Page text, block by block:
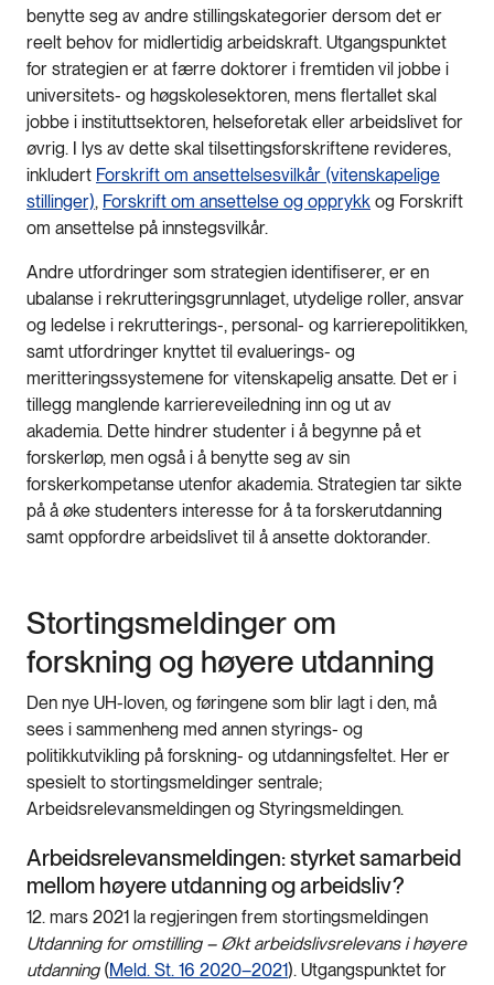
benytte seg av andre stillingskategorier dersom det er
reelt behov for midlertidig arbeidskraft. Utgangspunktet
for strategien er at færre doktorer i fremtiden vil jobbe i
universitets- og høgskolesektoren, mens flertallet skal
jobbe i instituttsektoren, helseforetak eller arbeidslivet for
øvrig. I lys av dette skal tilsettingsforskriftene revideres,
inkludert Forskrift om ansettelsesvilkår (vitenskapelige
stillinger), Forskrift om ansettelse og opprykk og Forskrift
om ansettelse på innstegsvilkår.
Andre utfordringer som strategien identifiserer, er en
ubalanse i rekrutteringsgrunnlaget, utydelige roller, ansvar
og ledelse i rekrutterings-, personal- og karrierepolitikken,
samt utfordringer knyttet til evaluerings- og
meritteringssystemene for vitenskapelig ansatte. Det er i
tillegg manglende karriereveiledning inn og ut av
akademia. Dette hindrer studenter i å begynne på et
forskerløp, men også i å benytte seg av sin
forskerkompetanse utenfor akademia. Strategien tar sikte
på å øke studenters interesse for å ta forskerutdanning
samt oppfordre arbeidslivet til å ansette doktorander.
Stortingsmeldinger om
forskning og høyere utdanning
Den nye UH-loven, og føringene som blir lagt i den, må
sees i sammenheng med annen styrings- og
politikkutvikling på forskning- og utdanningsfeltet. Her er
spesielt to stortingsmeldinger sentrale;
Arbeidsrelevansmeldingen og Styringsmeldingen.
Arbeidsrelevansmeldingen: styrket samarbeid
mellom høyere utdanning og arbeidsliv?
12. mars 2021 la regjeringen frem stortingsmeldingen
Utdanning for omstilling – Økt arbeidslivsrelevans i høyere
utdanning (Meld. St. 16 2020–2021). Utgangspunktet for